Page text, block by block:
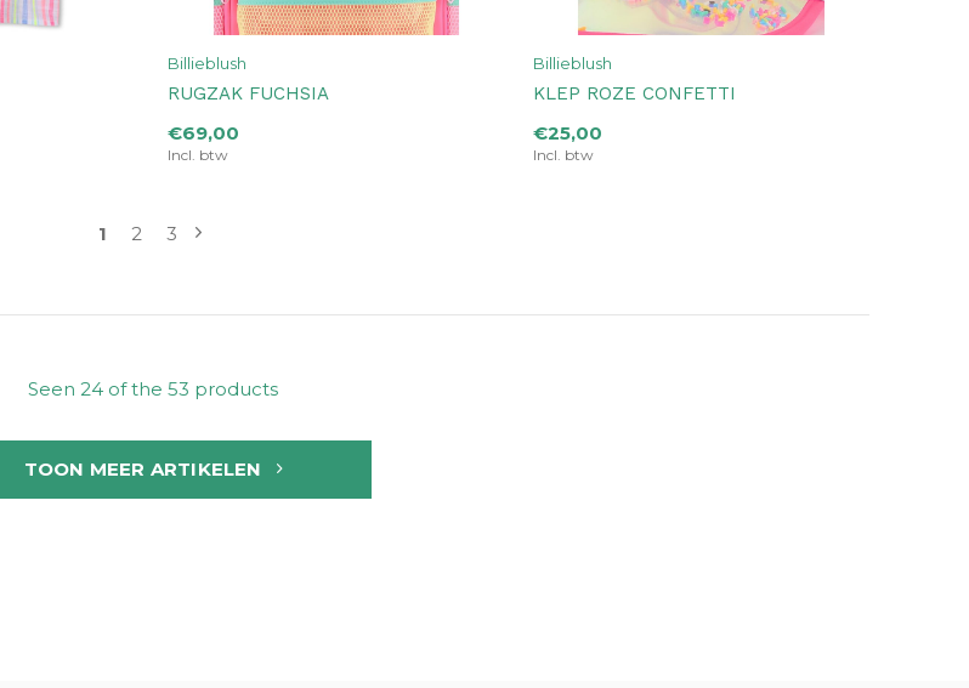
Billieblush
RUGZAK FUCHSIA
€69,00
Incl. btw
Billieblush
KLEP ROZE CONFETTI
€25,00
Incl. btw
1 2 3
Seen 24 of the 53 products
TOON MEER ARTIKELEN